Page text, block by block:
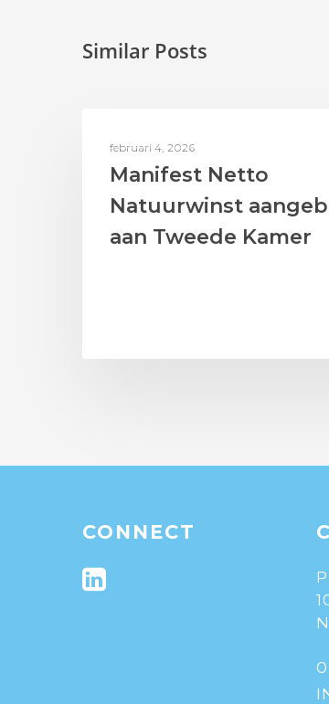
Similar Posts
februari 4, 2026
Manifest Netto
Natuurwinst
aan Tweede Kamer
CONNECT